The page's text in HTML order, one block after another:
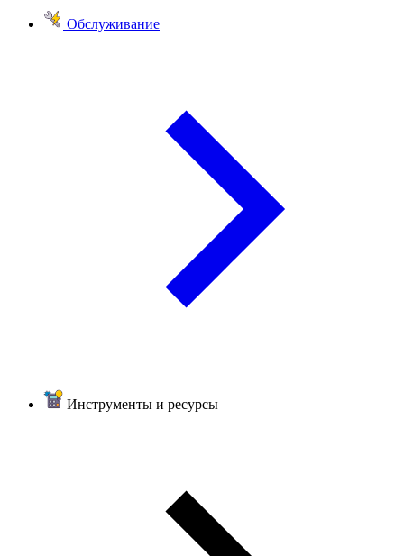
Обслуживание
Инструменты и ресурсы